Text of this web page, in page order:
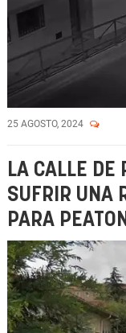
25 AGOSTO, 2024
LA CALLE DE
SUFRIR UNA
PARA